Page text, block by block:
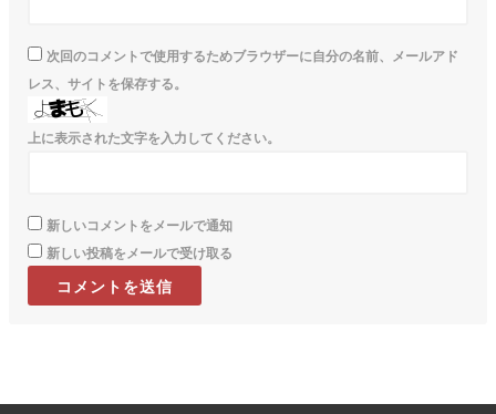
次回のコメントで使用するためブラウザーに自分の名前、メールアド
レス、サイトを保存する。
上に表示された文字を入力してください。
新しいコメントをメールで通知
新しい投稿をメールで受け取る